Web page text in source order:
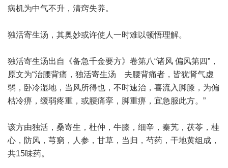
病机为中气不升，清窍失养。
独活寄生汤，其奥妙或许使人一时难以顿悟理解。
独活寄生汤出自《备急千金要方》卷第八“诸风 偏风第四”，
原文为“治腰背痛，独活寄生汤 夫腰背痛者，皆犹肾气虚
弱，卧冷湿地，当风所得也，不时速治，喜流入脚膝，为偏
枯冷痹，缓弱疼重，或腰痛挛，脚重痹，宜急服此方。”
该方由独活，桑寄生，杜仲，牛膝，细辛，秦艽，茯苓，桂
心，防风，芎窮，人参，甘草，当归，芍药，干地黄组成，
共15味药。